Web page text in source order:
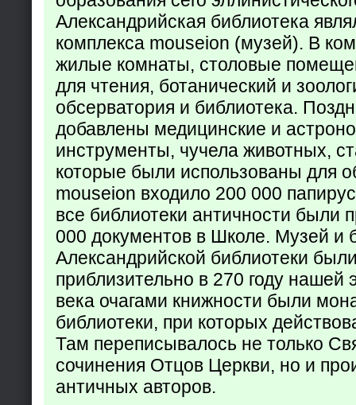
Александрийская библиотека
комплекса mouseion (музей). В
жилые комнаты, столовые
для чтения, ботанический и
обсерватория и библиотека.
добавлены медицинские и
инструменты, чучела животных,
которые были использованы для
mouseion входило 200 000
все библиотеки античности были
000 документов в Школе. Музей и
Александрийской библиотеки
приблизительно в 270 году
века очагами книжности были
библиотеки, при которых
Там переписывалось не только
сочинения Отцов Церкви, но и
античных авторов.